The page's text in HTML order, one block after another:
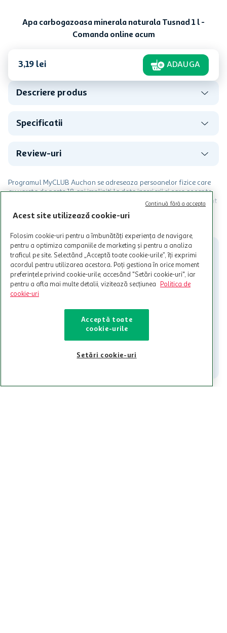
Apa carbogazoasa minerala naturala Tusnad 1 l -
Comanda online acum
3,19 lei ADAUGA
Descriere produs
Specificatii
Review-uri
Programul MyCLUB Auchan se adreseaza persoanelor fizice care
au varsta de peste 18 ani impliniti la data inscrierii și care accepta
Termenele și Condițiile Programului. Ofertele MyCLUB Auchan sunt
limita a 12 unitati / card client o singura data in perioada promotiei.
participante și pentru acțiuni promotionale indicate de Auchan si
nu poate fi utilizat in legatura cu alti comercianți sau pentru alte
activitati in afara celor mentionate in Termene si Conditii. Auchan
nu raspunde pentru imposibilitatea utilizarii Cardului in perioada in
care aceste este suspendat sau in perioada in care sunt efectuate
intretineri sau reparatii tehnice la sistemul de utilizarea al Cardului.
CITESTE MAI MULT
Iti stam mereu la dispozitie.
Contact
Acest site utilizează cookie-uri
Folosim cookie-uri pentru a îmbunătăți experiența de navigare,
pentru a optimiza campaniile de marketing și pentru a analiza
traficul pe site. Selectând „Acceptă toate cookie-urile”, îți exprimi
acordul pentru utilizarea acestora. Poți gestiona în orice moment
preferințele privind cookie-urile, accesând "Setări cookie-uri", iar
pentru a afla mai multe detalii, vizitează secțiunea
Politica de
cookie-uri
Acceptă toate
cookie-urile
Setări cookie-uri
Continuă fără a accepta